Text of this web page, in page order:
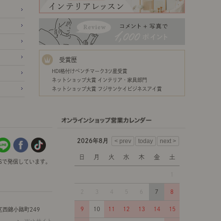
受賞歴
HDI格付けベンチマーク3ツ星受賞
ネットショップ大賞 インテリア・家具部門
ネットショップ大賞 フジサンケイビジネスアイ賞
発信しています。
西錦小路町249
2026年8月
日 月 火 水 木 金 土
7 8
9 10 11 12 13 14 15